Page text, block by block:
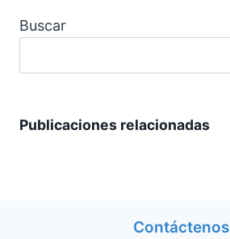
Buscar
Publicaciones relacionadas
Contáctenos